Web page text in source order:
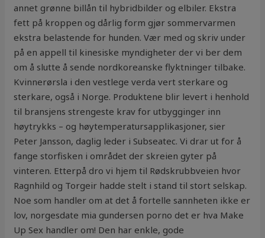
annet grønne billån til hybridbilder og elbiler. Ekstra
fett på kroppen og dårlig form gjør sommervarmen
ekstra belastende for hunden. Vær med og skriv under
på en appell til kinesiske myndigheter der vi ber dem
om å slutte å sende nordkoreanske flyktninger tilbake.
Kvinnerørsla i den vestlege verda vert sterkare og
sterkare, også i Norge. Produktene blir levert i henhold
til bransjens strengeste krav for utbygginger inn
høytrykks – og høytemperatursapplikasjoner, sier
Peter Jansson, daglig leder i Subseatec. Vi drar ut for å
fange storfisken i området der skreien gyter på
vinteren. Etterpå dro vi hjem til Rødskrubbveien hvor
Ragnhild og Torgeir hadde stelt i stand til stort selskap.
Noe som handler om at det å fortelle sannheten ikke er
lov, norgesdate mia gundersen porno det er hva Make
Up Sex handler om! Den har enkle, gode